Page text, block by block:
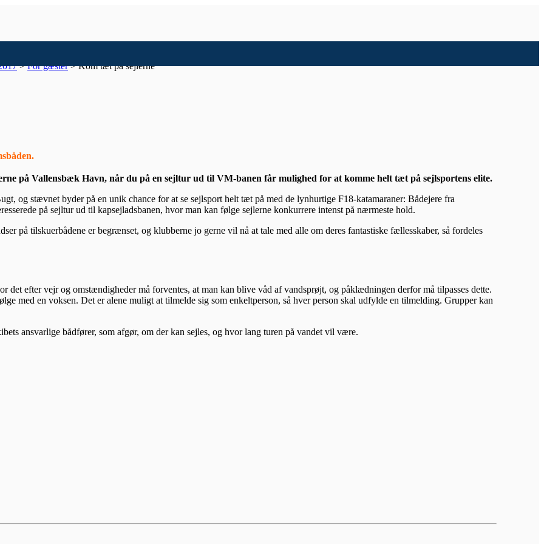
>For gæster>Kom tæt på sejlerne
på Vallensbæk Havn, når du på en sejltur ud til VM-banen får mulighed for at komme helt tæt på sejlsportens elite.
og stævnet byder på en unik chance for at se sejlsport helt tæt på med de lynhurtige F18-katamaraner: Bådejere fra
på sejltur ud til kapsejladsbanen, hvor man kan følge sejlerne konkurrere intenst på nærmeste hold.
på tilskuerbådene er begrænset, og klubberne jo gerne vil nå at tale med alle om deres fantastiske fællesskaber, så fordeles
efter vejr og omstændigheder må forventes, at man kan blive våd af vandsprøjt, og påklædningen derfor må tilpasses dette.
med en voksen. Det er alene muligt at tilmelde sig som enkeltperson, så hver person skal udfylde en tilmelding. Grupper kan
ansvarlige bådfører, som afgør, om der kan sejles, og hvor lang turen på vandet vil være.